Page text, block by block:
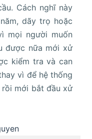
Cách nghĩ này
dãy trọ hoặc
mọi người muốn
được nữa mới xử
kiểm tra và can
vì để hệ thống
mới bắt đầu xử